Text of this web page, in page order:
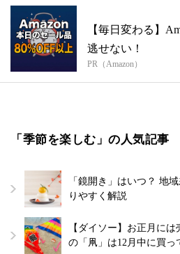
【毎日変わる】
逃せない！
PR（Amazon）
「季節を楽しむ」の人気記事
「鏡開き」はいつ？ 地
りやすく解説
【ダイソー】お正月に
の「凧」は12月中に買っ